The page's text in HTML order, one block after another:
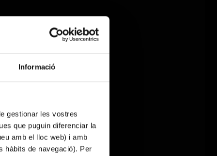
Informació
gestionar les vostres
que puguin diferenciar la
amb el lloc web) i amb
hàbits de navegació). Per